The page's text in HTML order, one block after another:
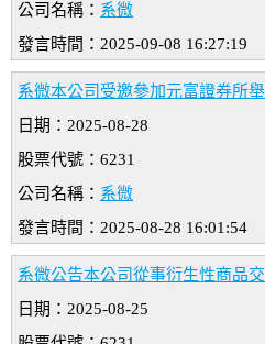
公司名稱： 系微
發言時間：2025-09-08 16:27:19
系微本公司受邀參加元富證券所
日期：2025-08-28
股票代號：6231
公司名稱： 系微
發言時間：2025-08-28 16:01:54
系微公告本公司從事衍生性商品
日期：2025-08-25